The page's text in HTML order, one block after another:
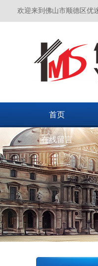
欢迎来到佛山市顺德区优
首页
在线留言